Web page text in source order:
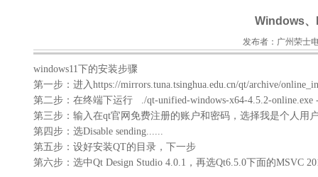
Windows、
发布者：广州荣
windows11下的安装步骤
第一步：进入https://mirrors.tuna.tsinghua.edu.cn/qt/archive/
第二步：在终端下运行 ./qt-unified-windows-x64-4.5.2-online.exe
第三步：输入在qt官网免费注册的账户和密码，选择我是个人用
第四步：选Disable sending......
第五步：设好安装QT的目录，下一步
第六步：选中Qt Design Studio 4.0.1，再选Qt6.5.0下面的MSVC